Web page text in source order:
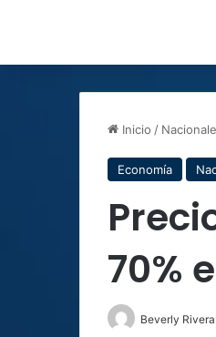
Inicio /
Economía
70%
Beverly